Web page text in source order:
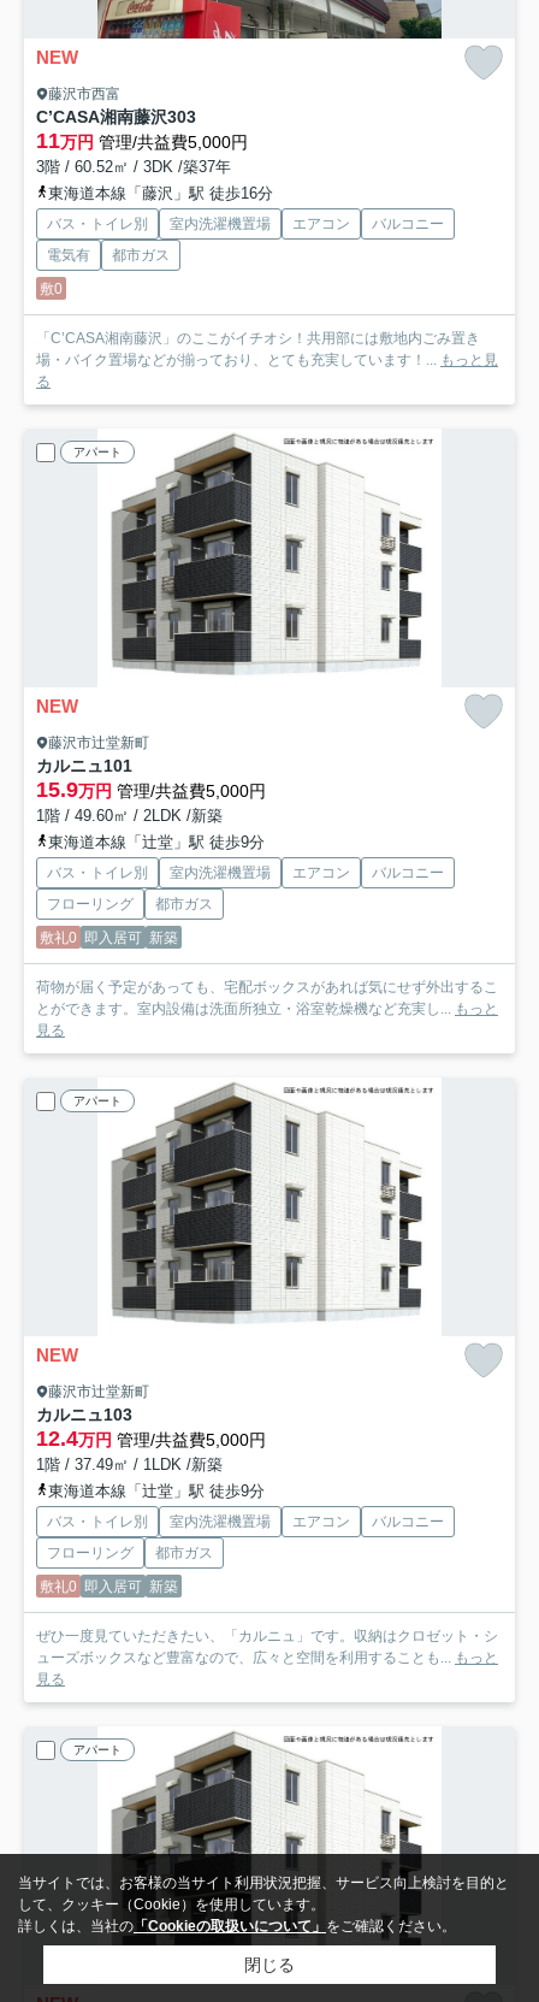
NEW
藤沢市西富
C’CASA湘南藤沢303
11万円 管理/共益費5,000円
3階 / 60.52㎡ / 3DK /築37年
東海道本線「藤沢」駅 徒歩16分
バス・トイレ別 室内洗濯機置場 エアコン
バルコニー
電気有
都市ガス
敷0
「C’CASA湘南藤沢」のここがイチオシ！共用部には敷地内ごみ置き
場・バイク置場などが揃っており、とても充実しています！...
もっと見
る
アパート
NEW
藤沢市辻堂新町
カルニュ101
15.9万円 管理/共益費5,000円
1階 / 49.60㎡ / 2LDK /新築
東海道本線「辻堂」駅 徒歩9分
バス・トイレ別 室内洗濯機置場 エアコン
バルコニー
フローリング
都市ガス
敷礼0 即入居可 新築
荷物が届く予定があっても、宅配ボックスがあれば気にせず外出するこ
とができます。室内設備は洗面所独立・浴室乾燥機など充実し...
もっと
見る
アパート
NEW
藤沢市辻堂新町
カルニュ103
12.4万円 管理/共益費5,000円
1階 / 37.49㎡ / 1LDK /新築
東海道本線「辻堂」駅 徒歩9分
バス・トイレ別 室内洗濯機置場 エアコン
バルコニー
フローリング
都市ガス
敷礼0 即入居可 新築
ぜひ一度見ていただきたい、「カルニュ」です。収納はクロゼット・シ
ューズボックスなど豊富なので、広々と空間を利用することも... もっと
見る
アパート
当サイトでは、お客様の当サイト利用状況把握、サービス向上検討を目的と
して、クッキー（Cookie）を使用しています。
詳しくは、当社の 「Cookieの取扱いについて」 をご確認ください。
閉じる